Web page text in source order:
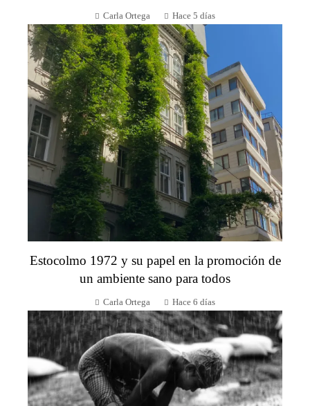
Carla Ortega Hace 5 días
Estocolmo 1972 y su papel en la promoción de
un ambiente sano para todos
Carla Ortega Hace 6 días